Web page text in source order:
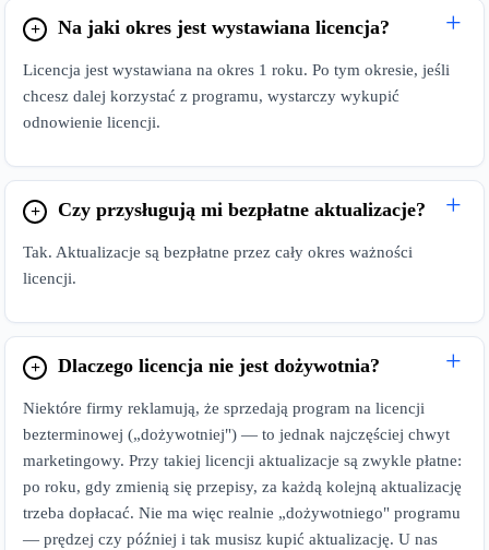
Na jaki okres jest wystawiana licencja?
Licencja jest wystawiana na okres 1 roku. Po tym okresie, jeśli
chcesz dalej korzystać z programu, wystarczy wykupić
odnowienie licencji.
Czy przysługują mi bezpłatne aktualizacje?
Tak. Aktualizacje są bezpłatne przez cały okres ważności
licencji.
Dlaczego licencja nie jest dożywotnia?
Niektóre firmy reklamują, że sprzedają program na licencji
bezterminowej („dożywotniej") — to jednak najczęściej chwyt
marketingowy. Przy takiej licencji aktualizacje są zwykle płatne:
po roku, gdy zmienią się przepisy, za każdą kolejną aktualizację
trzeba dopłacać. Nie ma więc realnie „dożywotniego" programu
— prędzej czy później i tak musisz kupić aktualizację. U nas